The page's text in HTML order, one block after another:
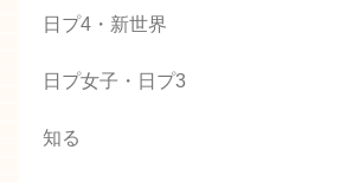
日プ4・新世界
日プ女子・日プ3
知る